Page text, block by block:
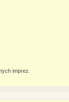
imprez.